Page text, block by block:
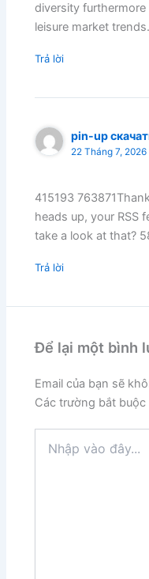
diversity
leisure market
Trả lời
pin-up
22 Tháng 7,
415193
heads up, your RSS
take a look at that?
Trả lời
Để lại một bình
Email của bạn sẽ
Các trường bắt
vào